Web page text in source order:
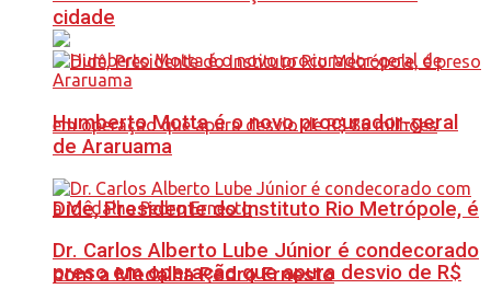
Didê, Presidente do Instituto Rio Metrópole, é
preso em operação que apura desvio de R$
cidade
Humberto Motta é o novo procurador-geral
de Araruama
Dr. Carlos Alberto Lube Júnior é condecorado
com a Medalha Pedro Ernesto